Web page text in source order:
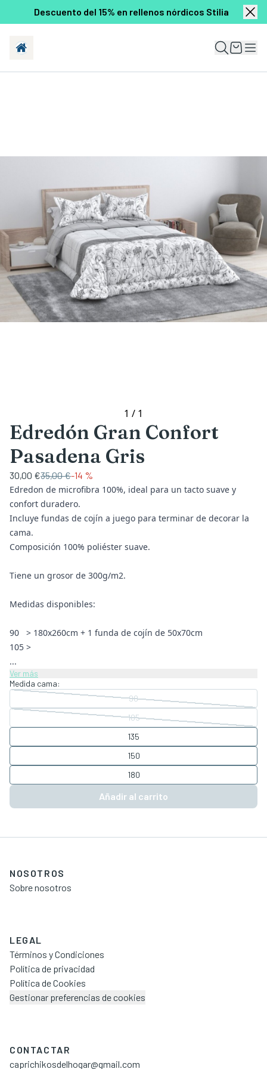
Descuento del 15% en rellenos nórdicos Stilia
1 / 1
Edredón Gran Confort
Pasadena Gris
30,00 €35,00 €-14 %
Edredon de microfibra 100%, ideal para un tacto suave y
confort duradero.
Incluye fundas de cojín a juego para terminar de decorar la
cama.
Composición 100% poliéster suave.
Tiene un grosor de 300g/m2.
Medidas disponibles:
90 > 180x260cm + 1 funda de cojín de 50x70cm
105 >
...
Ver más
Medida cama:
90
105
135
150
180
Añadir al carrito
NOSOTROS
Sobre nosotros
LEGAL
Términos y Condiciones
Política de privacidad
Política de Cookies
Gestionar preferencias de cookies
CONTACTAR
caprichikosdelhogar@gmail.com